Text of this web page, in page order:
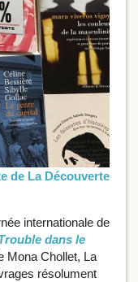
de La Découverte
internationale de
dans le
Mona Chollet, La
résolument